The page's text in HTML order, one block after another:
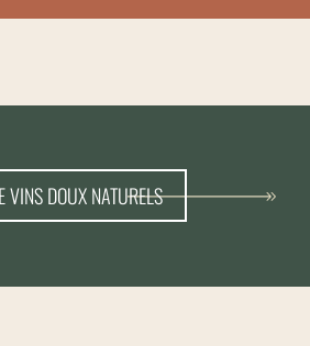
VINS DOUX NATURELS